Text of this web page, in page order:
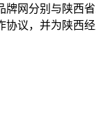
牌网分别与陕西
协议，并为陕西